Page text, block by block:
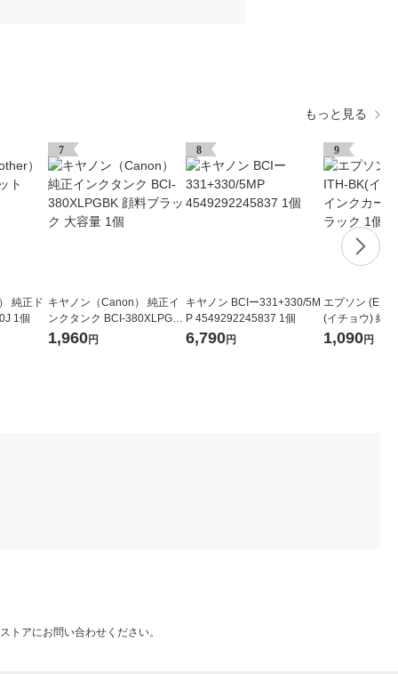
もっと見る
純正ド
1個
7
キヤノン（Canon） 純正イ
ンクタンク BCI-380XLPGB
K 顔料ブラック 大容量 1個
1,960円
8
キヤノン BCIー331+330/5M
P 4549292245837 1個
6,790円
9
エプソン
(イチョウ) 純
リッジ ブラッ
1,090円
トアにお問い合わせください。